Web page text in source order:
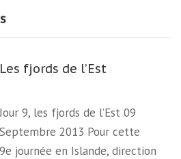
Les fjords de l’Est
Jour 9, les fjords de l’Est 09
Septembre 2013 Pour cette
9e journée en Islande, direction